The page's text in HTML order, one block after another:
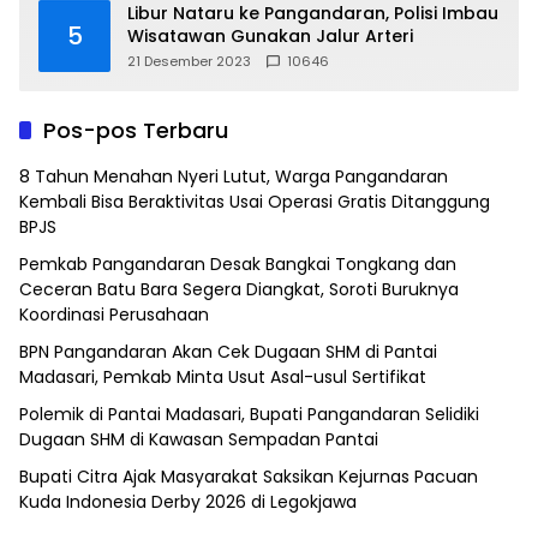
5
Libur Nataru ke Pangandaran, Polisi Imbau
Wisatawan Gunakan Jalur Arteri
21 Desember 2023 10646
Pos-pos Terbaru
8 Tahun Menahan Nyeri Lutut, Warga Pangandaran
Kembali Bisa Beraktivitas Usai Operasi Gratis Ditanggung
BPJS
Pemkab Pangandaran Desak Bangkai Tongkang dan
Ceceran Batu Bara Segera Diangkat, Soroti Buruknya
Koordinasi Perusahaan
BPN Pangandaran Akan Cek Dugaan SHM di Pantai
Madasari, Pemkab Minta Usut Asal-usul Sertifikat
Polemik di Pantai Madasari, Bupati Pangandaran Selidiki
Dugaan SHM di Kawasan Sempadan Pantai
Bupati Citra Ajak Masyarakat Saksikan Kejurnas Pacuan
Kuda Indonesia Derby 2026 di Legokjawa